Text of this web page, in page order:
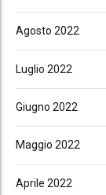
Agosto 2022
Luglio 2022
Giugno 2022
Maggio 2022
Aprile 2022